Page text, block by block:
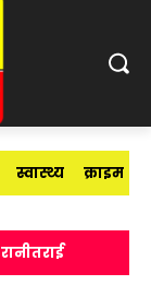
स्वास्थ्य क्राइम
रानीतराई